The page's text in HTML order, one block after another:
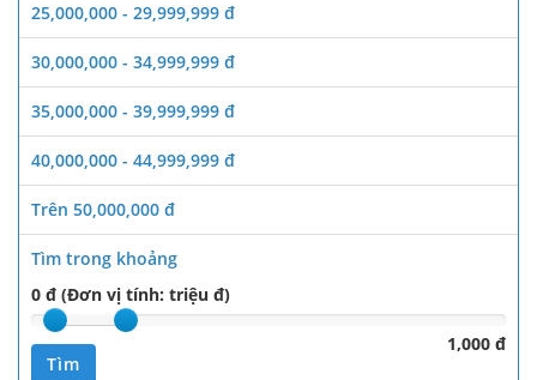
25,000,000 - 29,999,999 đ
30,000,000 - 34,999,999 đ
35,000,000 - 39,999,999 đ
40,000,000 - 44,999,999 đ
Trên 50,000,000 đ
Tìm trong khoảng
0 đ (Đơn vị tính: triệu đ)
1,000 đ
Tìm